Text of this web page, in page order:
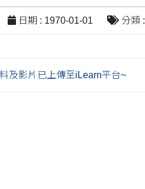
日期 : 1970-01-01 分類 :
及影片已上傳至iLearn平台~